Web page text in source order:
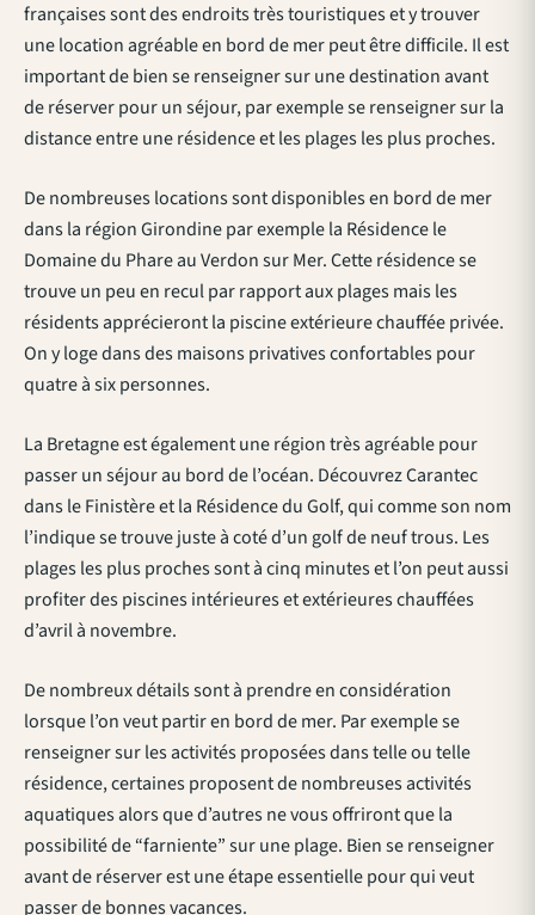
françaises sont des endroits très touristiques et y trouver
une location agréable en bord de mer peut être difficile. Il est
important de bien se renseigner sur une destination avant
de réserver pour un séjour, par exemple se renseigner sur la
distance entre une résidence et les plages les plus proches.
De nombreuses locations sont disponibles en bord de mer
dans la région Girondine par exemple la Résidence le
Domaine du Phare au Verdon sur Mer. Cette résidence se
trouve un peu en recul par rapport aux plages mais les
résidents apprécieront la piscine extérieure chauffée privée.
On y loge dans des maisons privatives confortables pour
quatre à six personnes.
La Bretagne est également une région très agréable pour
passer un séjour au bord de l’océan. Découvrez Carantec
dans le Finistère et la Résidence du Golf, qui comme son nom
l’indique se trouve juste à coté d’un golf de neuf trous. Les
plages les plus proches sont à cinq minutes et l’on peut aussi
profiter des piscines intérieures et extérieures chauffées
d’avril à novembre.
De nombreux détails sont à prendre en considération
lorsque l’on veut partir en bord de mer. Par exemple se
renseigner sur les activités proposées dans telle ou telle
résidence, certaines proposent de nombreuses activités
aquatiques alors que d’autres ne vous offriront que la
possibilité de “farniente” sur une plage. Bien se renseigner
avant de réserver est une étape essentielle pour qui veut
passer de bonnes vacances.